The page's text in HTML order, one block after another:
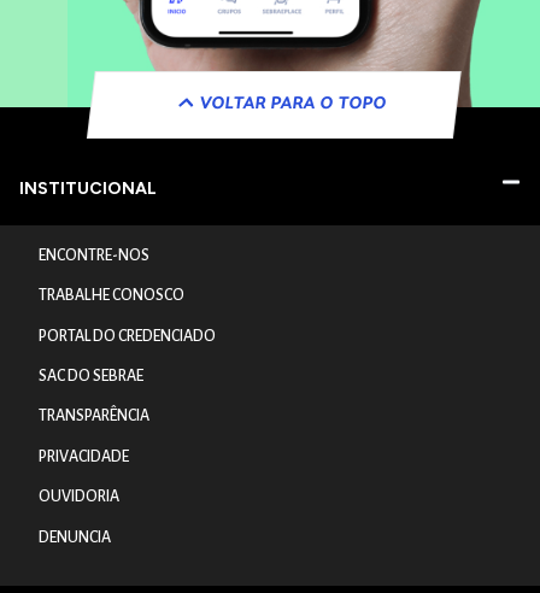
VOLTAR PARA O TOPO
INSTITUCIONAL
ENCONTRE-NOS
TRABALHE CONOSCO
PORTAL DO CREDENCIADO
SAC DO SEBRAE
TRANSPARÊNCIA
PRIVACIDADE
OUVIDORIA
DENUNCIA